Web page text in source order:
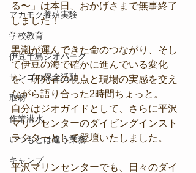
アカモク養殖実験
学校教育
伊豆半島ジオパーク
サンゴの保全活動
取材
作業潜水
いつもとは違う業務
キャンプ
る〜」は本日、おかげさまで無事終了
しました！
黒潮が運んできた命のつながり、そし
て伊豆の海で確かに進んでいる変化
を、研究者の視点と現場の実感を交え
ながら語り合った2時間ちょっと。
自分はジオガイドとして、さらに平沢
マリンセンターのダイビングインスト
ラクターとして登壇いたしました。
平沢マリンセンターでも、日々のダイ